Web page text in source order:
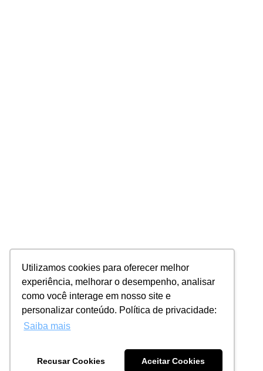
Utilizamos cookies para oferecer melhor
experiência, melhorar o desempenho, analisar
como você interage em nosso site e
personalizar conteúdo. Política de privacidade:
Saiba mais
Recusar Cookies Aceitar Cookies